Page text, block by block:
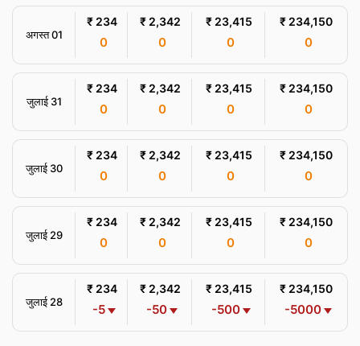
अगस्त 01
₹ 234
0
₹ 2,342
0
₹ 23,415
0
₹ 234,150
0
जुलाई 31
₹ 234
0
₹ 2,342
0
₹ 23,415
0
₹ 234,150
0
जुलाई 30
₹ 234
0
₹ 2,342
0
₹ 23,415
0
₹ 234,150
0
जुलाई 29
₹ 234
0
₹ 2,342
0
₹ 23,415
0
₹ 234,150
0
जुलाई 28
₹ 234
-5
₹ 2,342
-50
₹ 23,415
-500
₹ 234,150
-5000